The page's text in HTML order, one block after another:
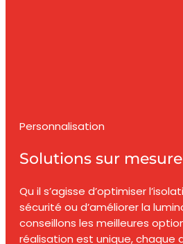
Personnalisation
Solutions sur mesure
Qu il s’agisse d’optimiser
sécurité ou d’améliorer la
conseillons les meilleures
réalisation est unique, chaque